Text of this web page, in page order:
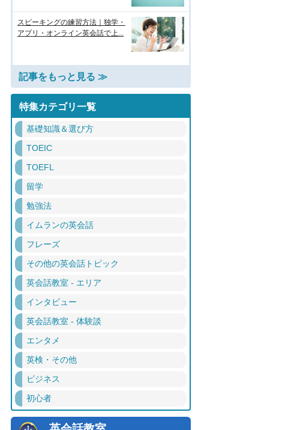
スピーキングの練習方法｜独学・
アプリ・オンライン英会話で上...
記事をもっと見る ≫
特集カテゴリ一覧
基礎知識＆選び方
TOEIC
TOEFL
留学
勉強法
イムランの英会話
フレーズ
その他の英会話トピック
英会話教室 - エリア
インタビュー
英会話教室 - 体験談
エンタメ
英検・その他
ビジネス
初心者